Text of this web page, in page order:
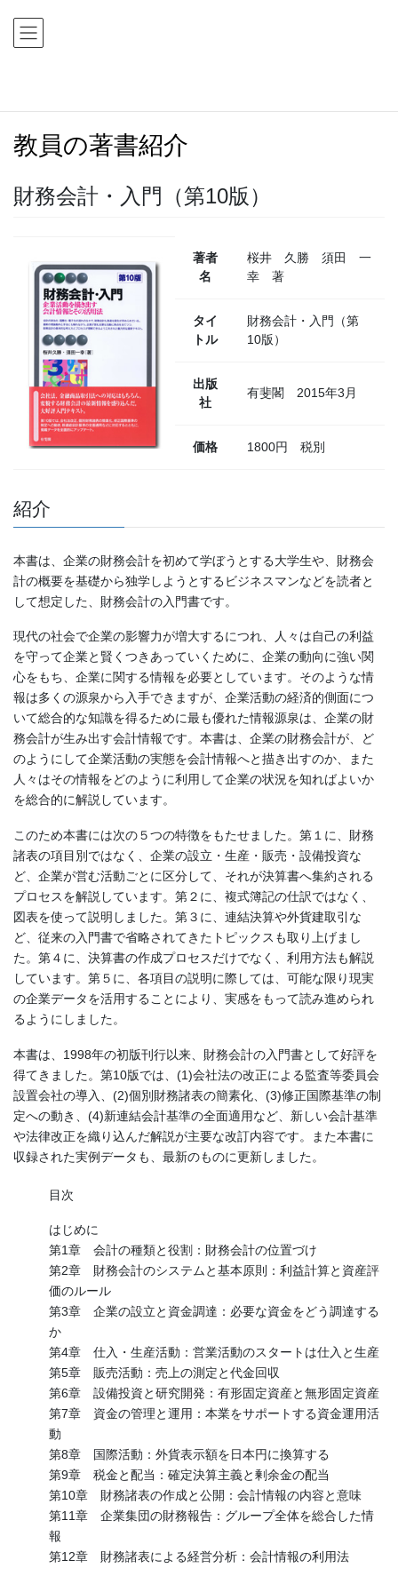
教員の著書紹介
財務会計・入門（第10版）
著者
名
桜井 久勝 須田 一
幸 著
タイ
トル
財務会計・入門（第
10版）
出版
社
有斐閣 2015年3月
価格 1800円 税別
紹介
本書は、企業の財務会計を初めて学ぼうとする大学生や、財務会
計の概要を基礎から独学しようとするビジネスマンなどを読者と
して想定した、財務会計の入門書です。
現代の社会で企業の影響力が増大するにつれ、人々は自己の利益
を守って企業と賢くつきあっていくために、企業の動向に強い関
心をもち、企業に関する情報を必要としています。そのような情
報は多くの源泉から入手できますが、企業活動の経済的側面につ
いて総合的な知識を得るために最も優れた情報源泉は、企業の財
務会計が生み出す会計情報です。本書は、企業の財務会計が、ど
のようにして企業活動の実態を会計情報へと描き出すのか、また
人々はその情報をどのように利用して企業の状況を知ればよいか
を総合的に解説しています。
このため本書には次の５つの特徴をもたせました。第１に、財務
諸表の項目別ではなく、企業の設立・生産・販売・設備投資な
ど、企業が営む活動ごとに区分して、それが決算書へ集約される
プロセスを解説しています。第２に、複式簿記の仕訳ではなく、
図表を使って説明しました。第３に、連結決算や外貨建取引な
ど、従来の入門書で省略されてきたトピックスも取り上げまし
た。第４に、決算書の作成プロセスだけでなく、利用方法も解説
しています。第５に、各項目の説明に際しては、可能な限り現実
の企業データを活用することにより、実感をもって読み進められ
るようにしました。
本書は、1998年の初版刊行以来、財務会計の入門書として好評を
得てきました。第10版では、(1)会社法の改正による監査等委員会
設置会社の導入、(2)個別財務諸表の簡素化、(3)修正国際基準の制
定への動き、(4)新連結会計基準の全面適用など、新しい会計基準
や法律改正を織り込んだ解説が主要な改訂内容です。また本書に
収録された実例データも、最新のものに更新しました。
目次
はじめに
第1章 会計の種類と役割：財務会計の位置づけ
第2章 財務会計のシステムと基本原則：利益計算と資産評
価のルール
第3章 企業の設立と資金調達：必要な資金をどう調達する
か
第4章 仕入・生産活動：営業活動のスタートは仕入と生産
第5章 販売活動：売上の測定と代金回収
第6章 設備投資と研究開発：有形固定資産と無形固定資産
第7章 資金の管理と運用：本業をサポートする資金運用活
動
第8章 国際活動：外貨表示額を日本円に換算する
第9章 税金と配当：確定決算主義と剰余金の配当
第10章 財務諸表の作成と公開：会計情報の内容と意味
第11章 企業集団の財務報告：グループ全体を総合した情
報
第12章 財務諸表による経営分析：会計情報の利用法